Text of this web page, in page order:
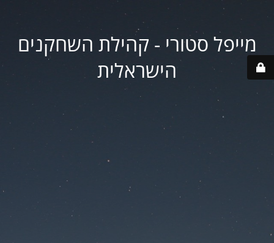
מייפל סטורי - קהילת השחקנים
הישראלית